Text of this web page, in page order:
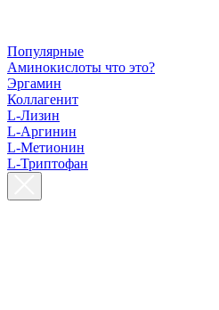
Популярные
Аминокислоты что это?
Эргамин
Коллагенит
L-Лизин
L-Аргинин
L-Метионин
L-Триптофан